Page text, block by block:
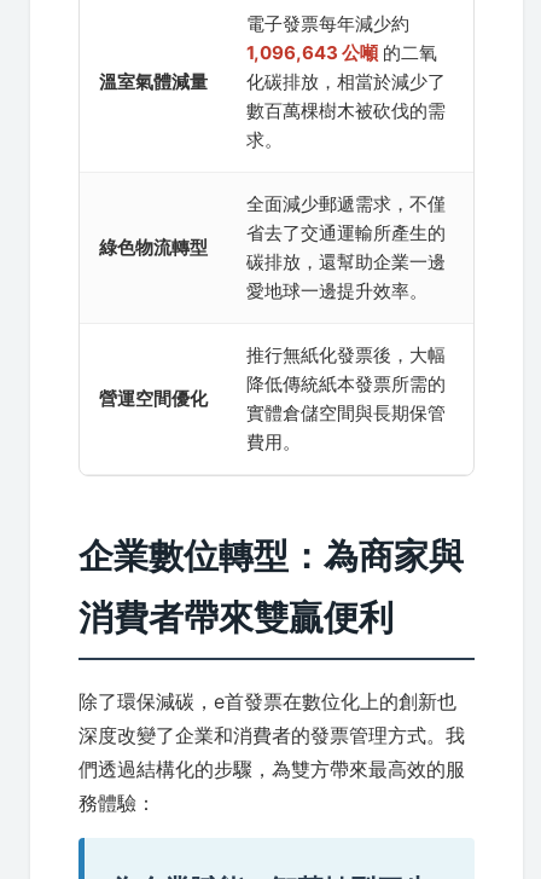
溫室氣體減量
電子發票每年減少約
1,096,643 公噸 的二氧
化碳排放，相當於減少了
數百萬棵樹木被砍伐的需
求。
綠色物流轉型
全面減少郵遞需求，不僅
省去了交通運輸所產生的
碳排放，還幫助企業一邊
愛地球一邊提升效率。
營運空間優化
推行無紙化發票後，大幅
降低傳統紙本發票所需的
實體倉儲空間與長期保管
費用。
企業數位轉型：為商家與
消費者帶來雙贏便利
除了環保減碳，e首發票在數位化上的創新也
深度改變了企業和消費者的發票管理方式。我
們透過結構化的步驟，為雙方帶來最高效的服
務體驗：